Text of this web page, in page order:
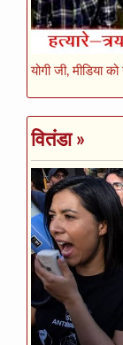
योगी जी, मीडिया
वितंडा »